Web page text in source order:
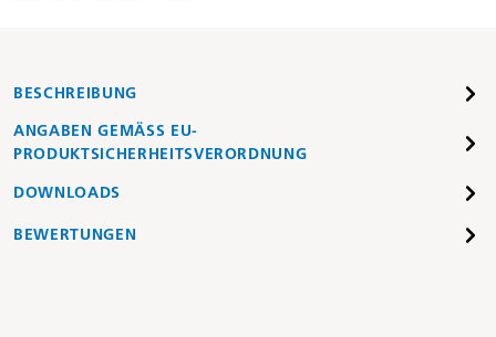
BESCHREIBUNG
ANGABEN GEMÄSS EU-P
RODUKTSICHERHEITSVERORDNUNG
DOWNLOADS
BEWERTUNGEN